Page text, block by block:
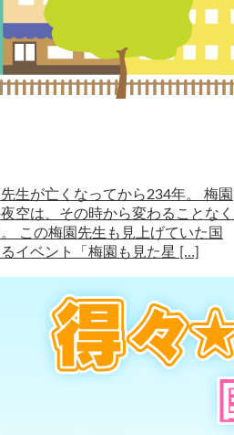
生が亡くなってから234年。 梅園
空は、その時から変わることなく
この梅園先生も見上げていた国
イベント「梅園も見た星 […]